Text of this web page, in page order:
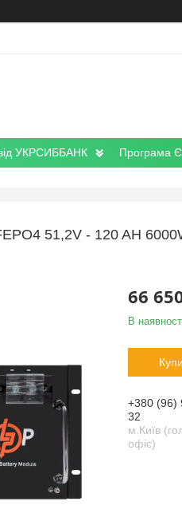
УКРСИББАНК Програма
51,2V - 120 AH
66
В
+380 (96)
32
м.Київ
офіс)